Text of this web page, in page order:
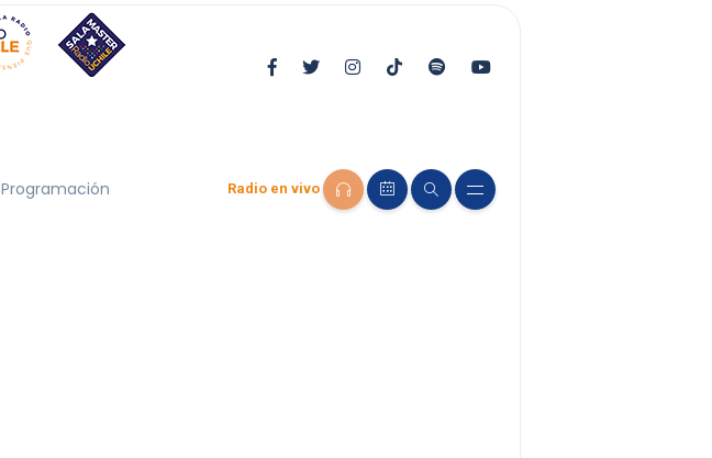
Programación Radio en vivo